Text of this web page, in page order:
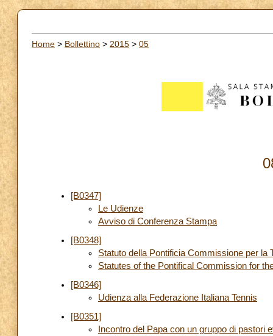
Home > Bollettino > 2015 > 05
[B0347]
Le Udienze
Avviso di Conferenza Stampa
[B0348]
Statuto della Pontificia Commissione per la
Statutes of the Pontifical Commission for
[B0346]
Udienza alla Federazione Italiana Tennis
[B0351]
Incontro del Papa con un gruppo di pastori